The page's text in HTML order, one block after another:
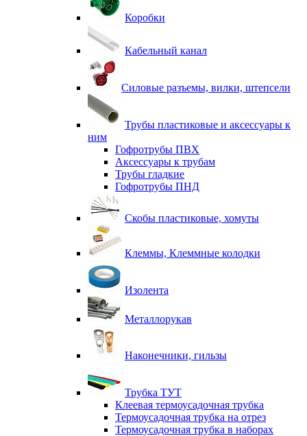
Коробки
Кабельный канал
Силовые разъемы, вилки, штепсели
Трубы пластиковые и аксессуары к
ним
Гофротрубы ПВХ
Аксессуары к трубам
Трубы гладкие
Гофротрубы ПНД
Скобы пластиковые, хомуты
Клеммы, Клеммные колодки
Изолента
Металлорукав
Наконечники, гильзы
Трубка ТУТ
Клеевая термоусадочная трубка
Термоусадочная трубка на отрез
Термоусадочная трубка в наборах